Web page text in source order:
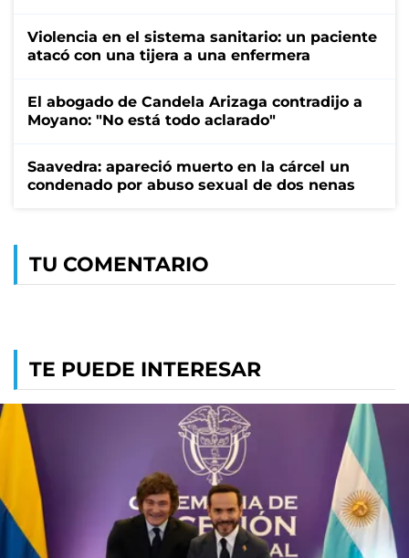
Violencia en el sistema sanitario: un paciente
atacó con una tijera a una enfermera
El abogado de Candela Arizaga contradijo a
Moyano: "No está todo aclarado"
Saavedra: apareció muerto en la cárcel un
condenado por abuso sexual de dos nenas
TU COMENTARIO
TE PUEDE INTERESAR